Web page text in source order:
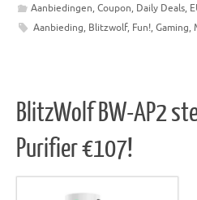
Aanbiedingen, Coupon, Daily Deals,
Aanbieding, Blitzwolf, Fun!, Gaming,
BlitzWolf BW-AP2
Purifier €107!